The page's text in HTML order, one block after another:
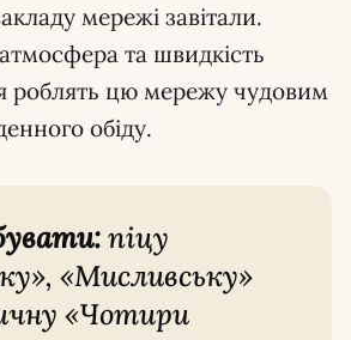
мережі завітали.
та швидкість
роблять цю мережу чудовим
обіду.
піцу
«Мисливську»
«Чотири